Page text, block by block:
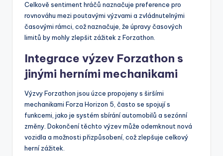
Celkově sentiment hráčů naznačuje preference pro
rovnováhu mezi poutavými výzvami a zvládnutelnými
časovými rámci, což naznačuje, že úpravy časových
limitů by mohly zlepšit zážitek z Forzathon.
Integrace výzev Forzathon s
jinými herními mechanikami
Výzvy Forzathon jsou úzce propojeny s širšími
mechanikami Forza Horizon 5, často se spojují s
funkcemi, jako je systém sbírání automobilů a sezónní
změny. Dokončení těchto výzev může odemknout nová
vozidla a možnosti přizpůsobení, což zlepšuje celkový
herní zážitek.